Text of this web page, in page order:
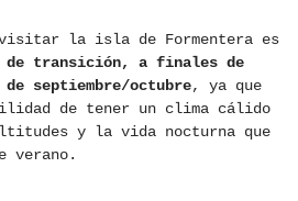
visitar la isla de Formentera es
de transición, a finales de
septiembre/octubre, ya que
de tener un clima cálido
y la vida nocturna que
verano.